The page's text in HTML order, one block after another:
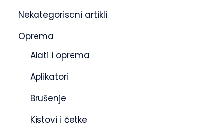
Nekategorisani artikli
Oprema
Alati i oprema
Aplikatori
Brušenje
Kistovi i četke